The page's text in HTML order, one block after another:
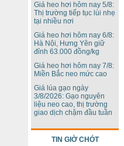
Giá heo hơi hôm nay 5/8:
Thị trường tiếp tục lùi nhẹ
tại nhiều nơi
Giá heo hơi hôm nay 6/8:
Hà Nội, Hưng Yên giữ
đỉnh 63.000 đồng/kg
Giá heo hơi hôm nay 7/8:
Miền Bắc neo mức cao
Giá lúa gạo ngày
3/8/2026: Gạo nguyên
liệu neo cao, thị trường
giao dịch chậm đầu tuần
TIN GIỜ CHÓT